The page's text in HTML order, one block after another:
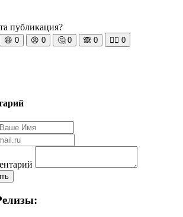
публикация?
😆 0 😡 0 🤔 0 🙈 0 🧘‍♀️ 0